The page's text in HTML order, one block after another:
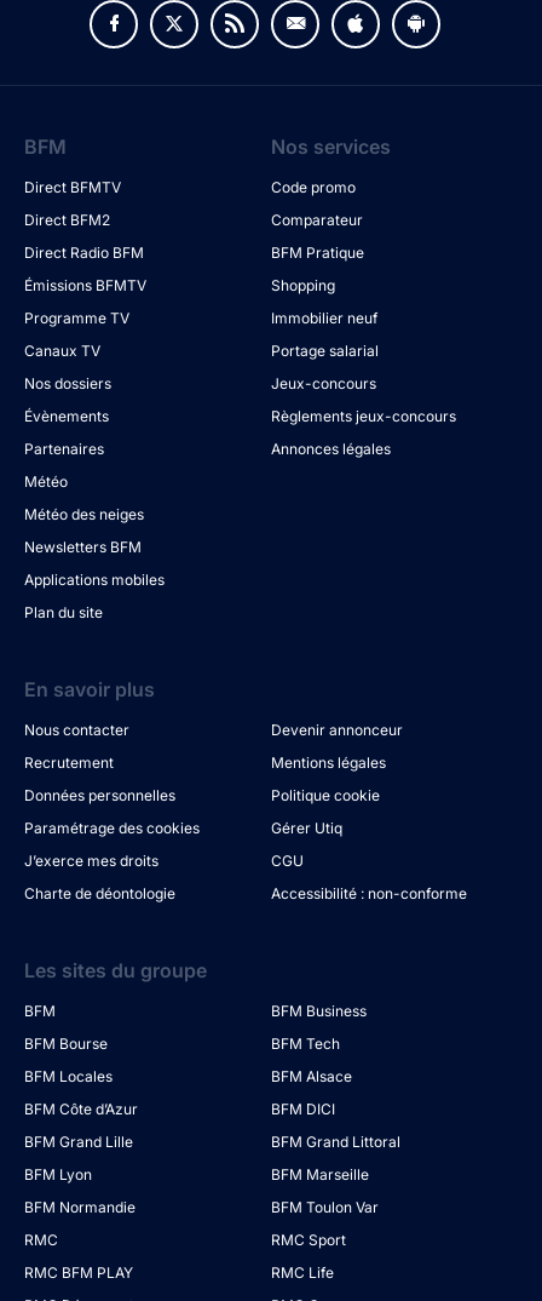
BFM
Direct BFMTV
Direct BFM2
Direct Radio BFM
Émissions BFMTV
Programme TV
Canaux TV
Nos dossiers
Évènements
Partenaires
Météo
Météo des neiges
Newsletters BFM
Applications mobiles
Plan du site
Nos services
Code promo
Comparateur
BFM Pratique
Shopping
Immobilier neuf
Portage salarial
Jeux-concours
Règlements jeux-concours
Annonces légales
En savoir plus
Nous contacter
Devenir annonceur
Recrutement
Mentions légales
Données personnelles
Politique cookie
Paramétrage des cookies
Gérer Utiq
J’exerce mes droits
CGU
Charte de déontologie
Accessibilité : non-conforme
Les sites du groupe
BFM
BFM Business
BFM Bourse
BFM Tech
BFM Locales
BFM Alsace
BFM Côte d’Azur
BFM DICI
BFM Grand Lille
BFM Grand Littoral
BFM Lyon
BFM Marseille
BFM Normandie
BFM Toulon Var
RMC
RMC Sport
RMC BFM PLAY
RMC Life